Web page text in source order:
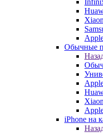
Обычные
iPhone на